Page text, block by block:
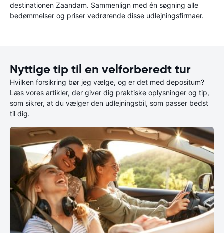
destinationen Zaandam. Sammenlign med én søgning alle
bedømmelser og priser vedrørende disse udlejningsfirmaer.
Nyttige tip til en velforberedt tur
Hvilken forsikring bør jeg vælge, og er det med depositum?
Læs vores artikler, der giver dig praktiske oplysninger og tip,
som sikrer, at du vælger den udlejningsbil, som passer bedst
til dig.